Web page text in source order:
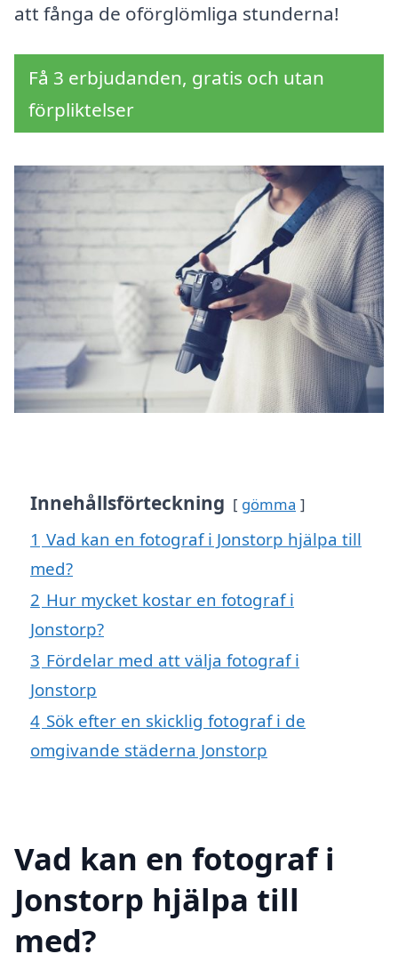
att fånga de oförglömliga stunderna!
Få 3 erbjudanden, gratis och utan
förpliktelser
Innehållsförteckning gömma
1 Vad kan en fotograf i Jonstorp hjälpa till
med?
2 Hur mycket kostar en fotograf i
Jonstorp?
3 Fördelar med att välja fotograf i
Jonstorp
4 Sök efter en skicklig fotograf i de
omgivande städerna Jonstorp
Vad kan en fotograf i
Jonstorp hjälpa till
med?